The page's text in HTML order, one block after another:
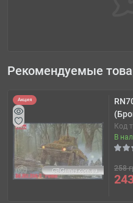
Рекомендуемые
Акция
Код
В
258